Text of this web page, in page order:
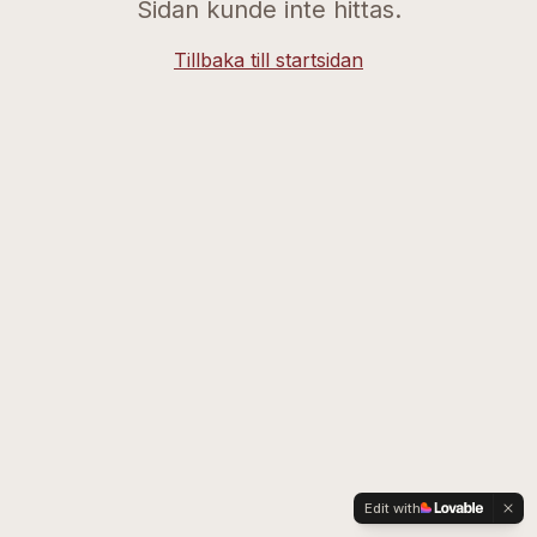
Sidan kunde inte hittas.
Tillbaka till startsidan
Edit with